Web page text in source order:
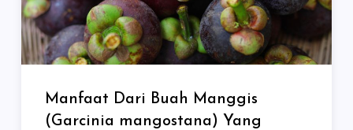
Manfaat Dari Buah Manggis
(Garcinia mangostana) Yang